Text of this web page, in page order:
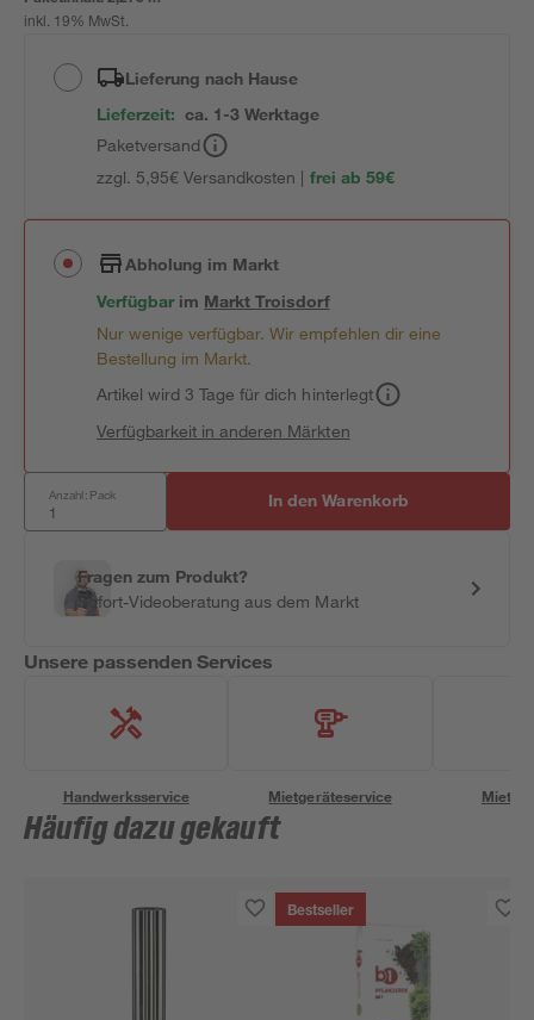
inkl. 19% MwSt.
Lieferung nach Hause
Lieferzeit: ca. 1-3 Werktage
Paketversand
zzgl. 5,95€ Versandkosten | frei ab 59€
Abholung im Markt
Verfügbar im MarktTroisdorf
Nur wenige verfügbar. Wir empfehlen dir eine
Bestellung im Markt.
Artikel wird 3 Tage für dich hinterlegt
Verfügbarkeit in anderen Märkten
Anzahl: Pack In den Warenkorb
Fragen zum Produkt?
Sofort-Videoberatung aus dem Markt
Unsere passenden Services
Handwerksservice Mietgeräteservice
Häufig dazu gekauft
Bestseller